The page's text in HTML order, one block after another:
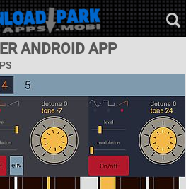
ANDROID APP